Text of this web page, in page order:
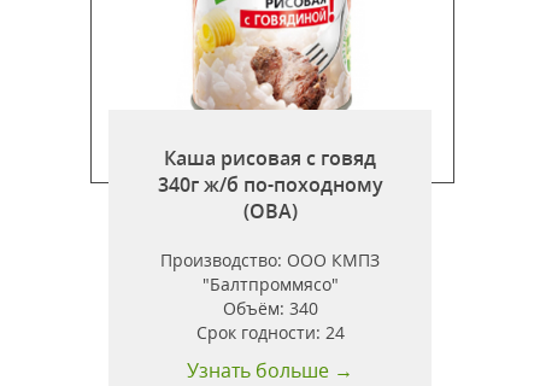
Каша рисовая с говяд
340г ж/б по-походному
(ОВА)
Производство: ООО КМПЗ
"Балтпроммясо"
Объём: 340
Срок годности: 24
Узнать больше →